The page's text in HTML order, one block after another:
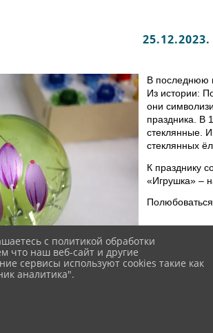
В последнюю
Из истории:
они
праздника. В
стеклянные.
стеклянных
К празднику
«Игрушка» –
с политикой обработки
что наш веб-сайт и другие
сервисы используют cookies такие как
аналитика".